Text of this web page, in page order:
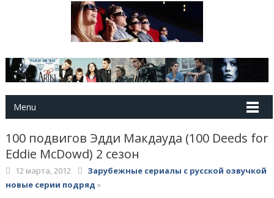
Menu
100 подвигов Эдди Макдауда (100 Deeds for
Eddie McDowd) 2 сезон
12 марта, 2012
Зарубежные сериалы с русской озвучкой
новые серии подряд »